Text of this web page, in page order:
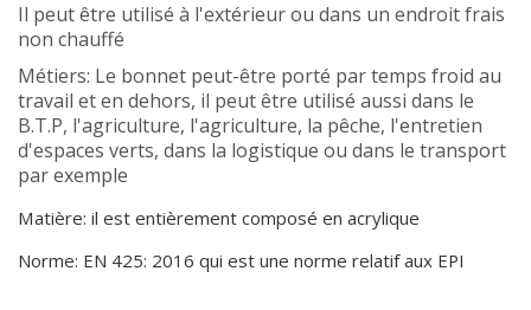
Il peut être utilisé à l'extérieur ou dans un endroit frais
non chauffé
Métiers: Le bonnet peut-être porté par temps froid au
travail et en dehors, il peut être utilisé aussi dans le
B.T.P, l'agriculture, l'agriculture, la pêche, l'entretien
d'espaces verts, dans la logistique ou dans le transport
par exemple
Matière: il est entièrement composé en acrylique
Norme: EN 425: 2016 qui est une norme relatif aux EPI